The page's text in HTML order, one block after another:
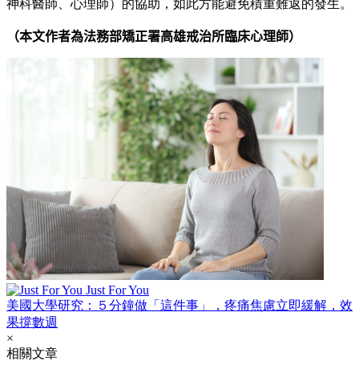
神科醫師、心理師）的協助，如此方能避免積重難返的發生。
（本文作者為法務部矯正署高雄戒治所臨床心理師）
Just For You
美國大學研究：５分鐘做「這件事」，疼痛焦慮立即緩解，效
果撐數週
×
相關文章